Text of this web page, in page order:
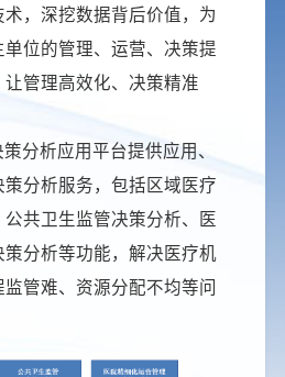
，深挖数据背后价值，为
单位的管理、运营、决策提
管理高效化、决策精准
分析应用平台提供应用、
分析服务，包括区域医疗
共卫生监管决策分析、医
策分析等功能，解决医疗机
管难、资源分配不均等问